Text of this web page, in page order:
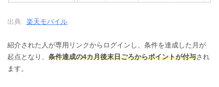
出典: 楽天モバイル
紹介された人が専用リンクからログインし、条件を達成した月が
起点となり、 条件達成の4カ月後末日ごろからポイントが付与され
ます。